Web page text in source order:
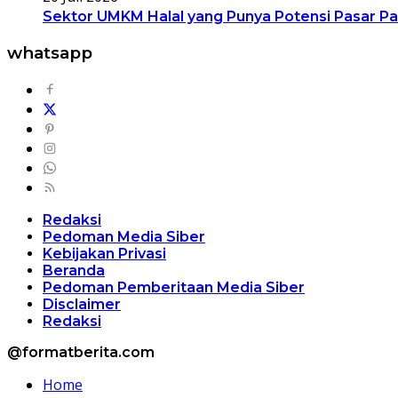
Sektor UMKM Halal yang Punya Potensi Pasar
whatsapp
Redaksi
Pedoman Media Siber
Kebijakan Privasi
Beranda
Pedoman Pemberitaan Media Siber
Disclaimer
Redaksi
@formatberita.com
Home